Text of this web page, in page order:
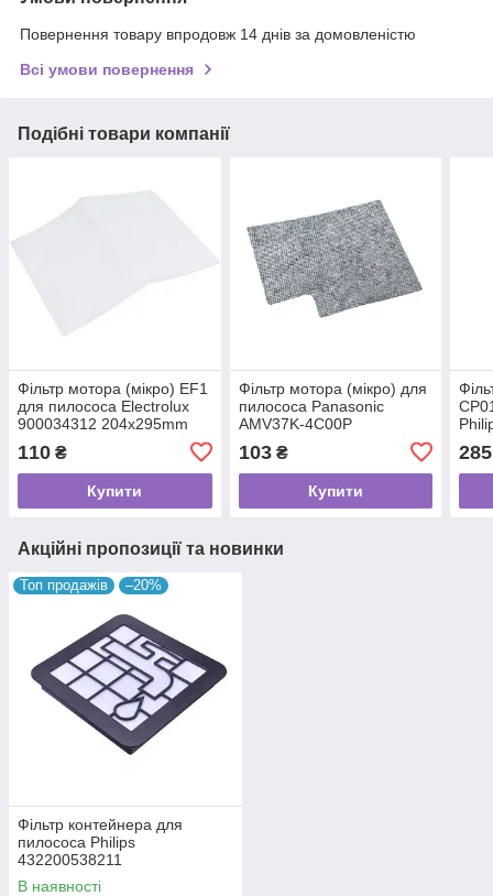
Повернення товару впродовж 14 днів за домовленістю
Всі умови повернення
Подібні товари компанії
Фільтр мотора (мікро) EF1
для пилососа Electrolux
900034312 204x295mm
110 ₴
Купити
Фільтр мотора (мікро) для
пилососа Panasonic
AMV37K-4C00P
103₴
Купити
285
Акційні пропозиції та новинки
Топ продажів –20%
Фільтр контейнера для
пилососа Philips
432200538211
В наявності